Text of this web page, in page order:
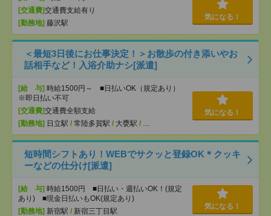
[交通費]交通費支給有り
[勤務地] 藤沢駅
気になる！
＜最短3日後にお仕事決定！＞お散歩の付き添いやお
話相手など！入浴介助ナシ[派遣]
[給 与] 時給1500円～ ■日払いOK（規定あり）
※即日払い不可
[交通費]交通費全額支給
[勤務地] 日立駅 / 常陸多賀駅 / 大甕駅 / …
気になる！
短時間シフトあり！WEBでサクッと登録OK＊クッキ
ーなどの仕分け[派遣]
[給 与] 時給1500円 ■日払い・週払いOK！(規定
あり) ■現金日払いもOK(規定あり)
[勤務地] 新宿駅 / 新宿三丁目駅
気になる！